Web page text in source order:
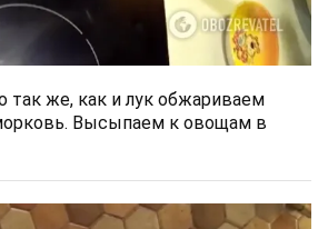
так же, как и лук обжариваем
Высыпаем к овощам в